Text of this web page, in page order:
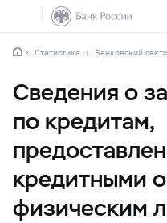
Статистика Банковский
Сведения о
по кредитам,
кредитными
физическим